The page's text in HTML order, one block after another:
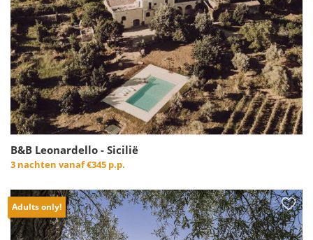
B&B Leonardello - Sicilië
3 nachten vanaf€345 p.p.
Adults only!